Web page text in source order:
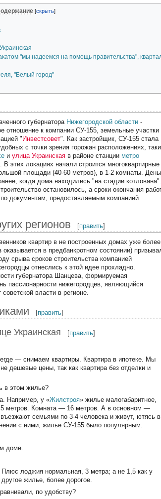
"мы надеемся на помощь правительства",
"Белый город"
губернатора Нижегородской области -
отношение к компании СУ-155, земельные участки
" Инвестсовет". Как застройщик, СУ-155 стала
с точки зрения горожан расположениях,
иулица Украинская в районе станции метро
. В этих локациях начали строится многоквартирные
площади (40-60 метров), в 1-2 комнаты.
когда дома находились "на стадии котлована".
остановилось, а сроки окончания
документам, предоставляемым компанией
регионов [править]
квартир в не построенных домах уже более
в предбанкротном состоянии)
срыва сроков строительства компанией
отнеслись к этой идее прохладно.
губернатора Шанцева, формируемая
пассионарности нижегородцев, являющийся
советской власти в регионе.
[править]
Украинская [править]
— снимаем квартиры. Квартира в ипотеке. Мы
дешевые цены, так как квартира без отделки и
в этом жилье?
Например, у «Жилстроя» жилье малогабаритное,
метров. Комната — 16 метров. А в основном —
семьями по 3-4 человека и живут, ютясь в
с ними, жилье СУ-155 было популярным.
доме.
лоджия нормальная, 3 метра; а не 1,5 как у
жилье, более дорогое.
по удобству?